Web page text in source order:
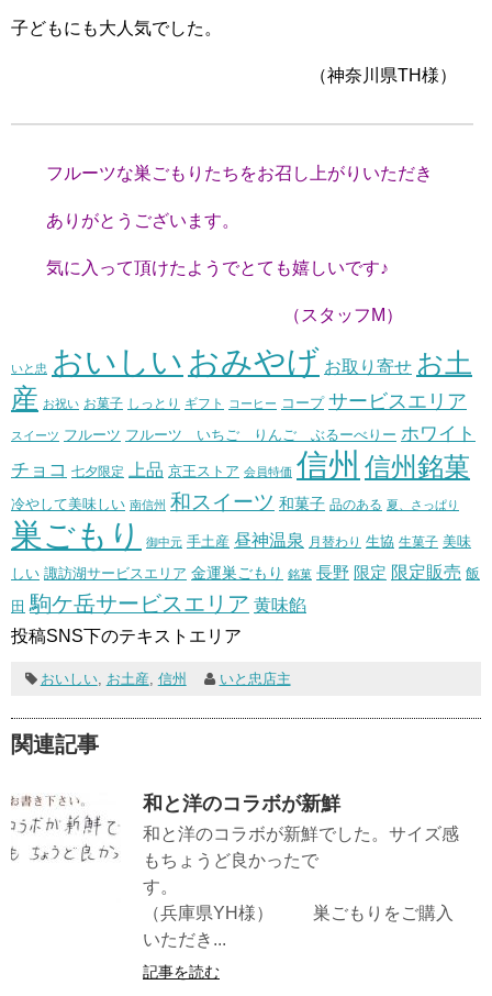
子どもにも大人気でした。
（神奈川県TH様）
フルーツな巣ごもりたちをお召し上がりいただき
ありがとうございます。
気に入って頂けたようでとても嬉しいです♪
（スタッフM）
いと忠 おいしい おみやげ お取り寄せ お土
産 お祝い お菓子 しっとり ギフト コーヒー コープ サービスエリア
スイーツ フルーツ フルーツ いちご りんご ぶるーべりー ホワイト
チョコ 七夕限定 上品 京王ストア 会員特価 信州 信州銘菓
冷やして美味しい 南信州 和スイーツ 和菓子 品のある 夏、さっぱり
巣ごもり 御中元 手土産 昼神温泉 月替わり 生協 生菓子 美味
しい 諏訪湖サービスエリア 金運巣ごもり 銘菓 長野 限定 限定販売 飯
田 駒ケ岳サービスエリア 黄味餡
投稿SNS下のテキストエリア
おいしい, お土産 信州 いと忠店主
関連記事
和と洋のコラボが新鮮
和と洋のコラボが新鮮でした。サイズ感
もちょうど良かったで
す。
（兵庫県YH様） 巣ごもりをご購入
いただき...
記事を読む